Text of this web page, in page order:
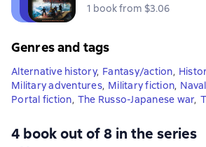
1 book from $3.06
Genres and tags
Alternative history, Fantasy/action,
Military adventures, Military fiction,
Portal fiction, The Russo-Japanese war,
4 book out of 8 in the series